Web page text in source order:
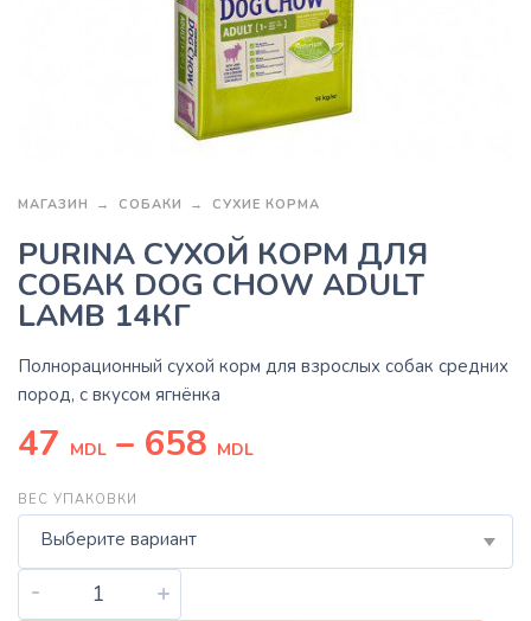
МАГАЗИН СОБАКИ СУХИЕ КОРМА
PURINA СУХОЙ КОРМ ДЛЯ
СОБАК DOG CHOW ADULT
LAMB 14КГ
Полнорационный сухой корм для взрослых собак средних
пород, с вкусом ягнёнка
47 MDL – 658 MDL
ВЕС УПАКОВКИ
Выберите вариант
- +